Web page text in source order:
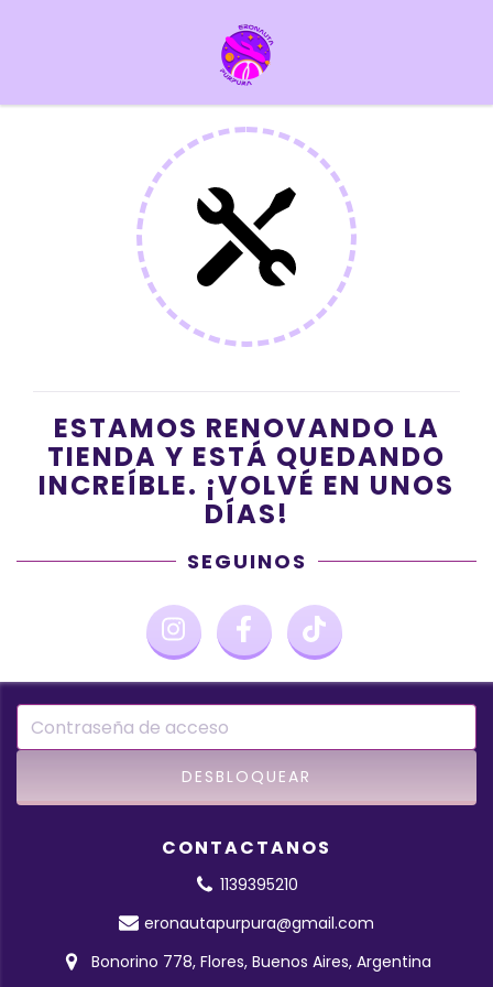
ESTAMOS RENOVANDO LA
TIENDA Y ESTÁ QUEDANDO
INCREÍBLE. ¡VOLVÉ EN UNOS
DÍAS!
SEGUINOS
CONTACTANOS
1139395210
eronautapurpura@gmail.com
Bonorino 778, Flores, Buenos Aires, Argentina